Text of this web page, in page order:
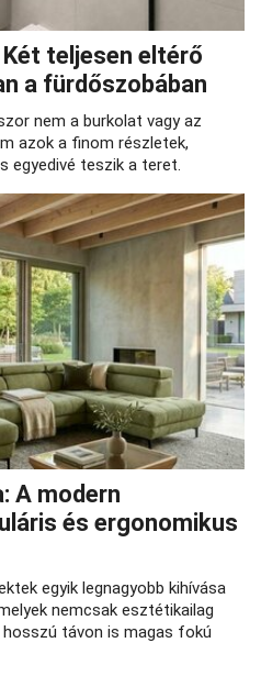
teljesen eltérő
a fürdőszobában
nem a burkolat vagy az
azok a finom részletek,
egyedivé teszik a teret.
A modern
és ergonomikus
egyik legnagyobb kihívása
nemcsak esztétikailag
hosszú távon is magas fokú